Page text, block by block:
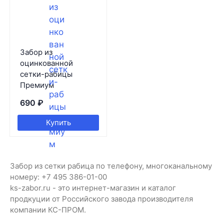
Забор из
оцинкованной
сетки-рабицы
Премиум
690 ₽
Купить
Забор из сетки рабица по телефону, многоканальному
номеру: +7 495 386-01-00
ks-zabor.ru - это интернет-магазин и каталог
продкуции от Российского завода производителя
компании КС-ПРОМ.